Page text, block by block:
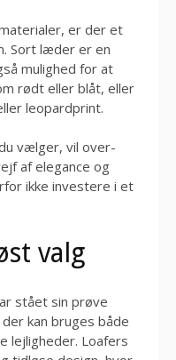
er der et
Sort læder er en
mulighed for at
rødt eller blåt, eller
leopardprint.
vælger, vil over-
af elegance og
ikke investere i et
valg
stået sin prøve
kan bruges både
lejligheder. Loafers